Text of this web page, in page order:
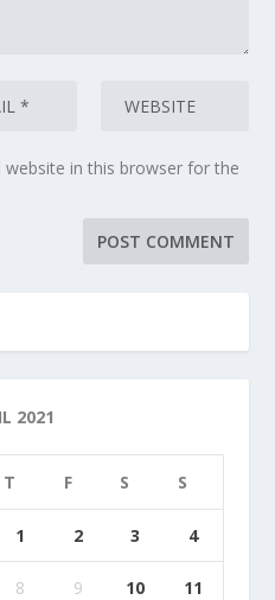
website in this browser for the
2021
T F S S
1 2 3 4
8 9 10 11